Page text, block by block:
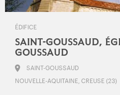
ÉDIFICE
SAINT-GOUSSAUD,
GOUSSAUD
SAINT-GOUSSAUD
NOUVELLE-AQUITAINE, CREUSE (23)